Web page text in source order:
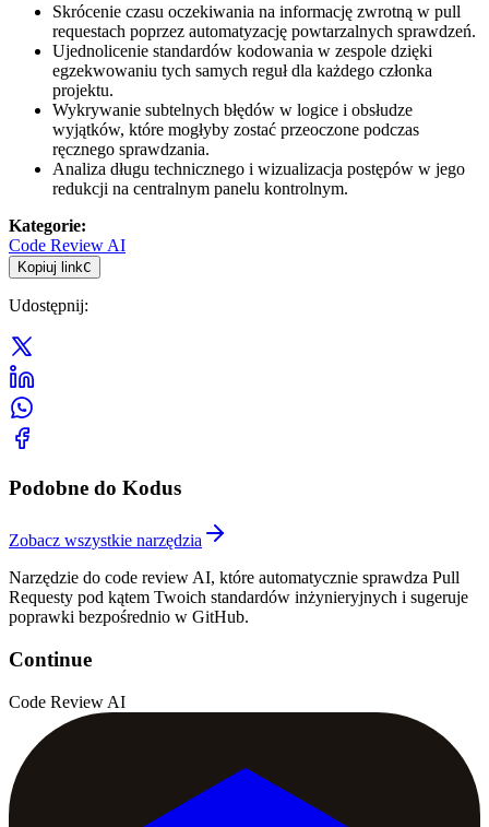
Skrócenie czasu oczekiwania na informację zwrotną w pull
requestach poprzez automatyzację powtarzalnych sprawdzeń.
Ujednolicenie standardów kodowania w zespole dzięki
egzekwowaniu tych samych reguł dla każdego członka
projektu.
Wykrywanie subtelnych błędów w logice i obsłudze
wyjątków, które mogłyby zostać przeoczone podczas
ręcznego sprawdzania.
Analiza długu technicznego i wizualizacja postępów w jego
redukcji na centralnym panelu kontrolnym.
Kategorie:
Code Review AI
Kopiuj linkC
Udostępnij:
Podobne do Kodus
Zobacz wszystkie narzędzia
Narzędzie do code review AI, które automatycznie sprawdza Pull
Requesty pod kątem Twoich standardów inżynieryjnych i sugeruje
poprawki bezpośrednio w GitHub.
Continue
Code Review AI